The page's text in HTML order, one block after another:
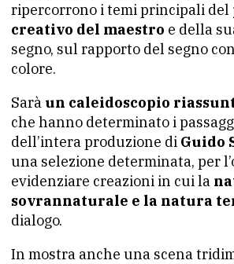
ripercorrono i temi principali del
creativo del maestro e della
segno, sul rapporto del segno
colore.
Sarà un caleidoscopio
che hanno determinato i
dell’intera produzione di Guido
una selezione determinata, per
evidenziare creazioni in cui la
sovrannaturale e la natura
dialogo.
In mostra anche una scena